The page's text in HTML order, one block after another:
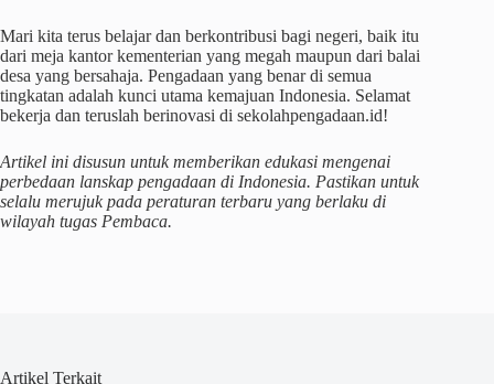
Mari kita terus belajar dan berkontribusi bagi negeri, baik itu
dari meja kantor kementerian yang megah maupun dari balai
desa yang bersahaja. Pengadaan yang benar di semua
tingkatan adalah kunci utama kemajuan Indonesia. Selamat
bekerja dan teruslah berinovasi di sekolahpengadaan.id!
Artikel ini disusun untuk memberikan edukasi mengenai
perbedaan lanskap pengadaan di Indonesia. Pastikan untuk
selalu merujuk pada peraturan terbaru yang berlaku di
wilayah tugas Pembaca.
Artikel Terkait